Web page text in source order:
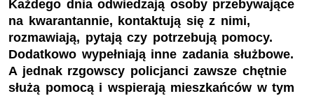
Każdego dnia odwiedzają osoby przebywające
na kwarantannie, kontaktują się z nimi,
rozmawiają, pytają czy potrzebują pomocy.
Dodatkowo wypełniają inne zadania służbowe.
A jednak rzgowscy policjanci zawsze chętnie
służą pomocą i wspierają mieszkańców w tym